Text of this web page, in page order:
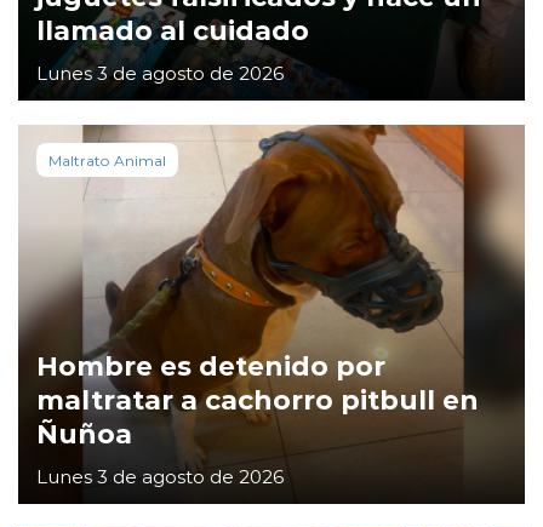
llamado al cuidado
Lunes 3 de agosto de 2026
Maltrato Animal
Hombre es detenido por
maltratar a cachorro pitbull en
Ñuñoa
Lunes 3 de agosto de 2026